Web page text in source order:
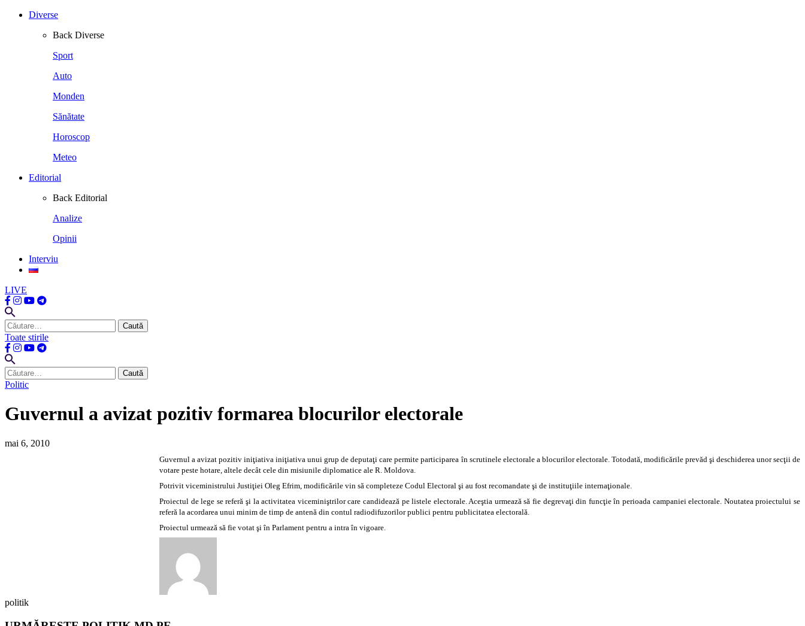
Diverse
Back Diverse
Sport
Auto
Monden
Sănătate
Horoscop
Meteo
Editorial
Back Editorial
Analize
Opinii
Interviu
LIVE
Caută
după:
Toate stirile
Caută
după:
Politic
Guvernul a avizat pozitiv formarea blocurilor electorale
mai 6, 2010
Guvernul a avizat pozitiv iniţiativa iniţiativa unui grup de deputaţi carepermite participarea în scrutinele electorale a blocurilor electorale. Totodată, modificările prevăd şi deschiderea unor secţii de
votare peste hotare, altele decât cele din misiunile diplomatice ale R. Moldova.
Potrivit viceministrului Justiţiei Oleg Efrim, modificările vin să completeze Codul Electoral şi au fost recomandate şi de instituţiile internaţionale.
Proiectul de lege se referă şi la activitatea viceminiştrilor care candidează pe listele electorale. Aceştia urmează să fie degrevaţi din funcţie în perioada campaniei electorale. Noutatea proiectului se
referă la acordarea unui minim de timp de antenă din contul radiodifuzorilor publici pentru publicitatea electorală.
Proiectul urmează să fie votat şi în Parlament pentru a intra în vigoare.
politik